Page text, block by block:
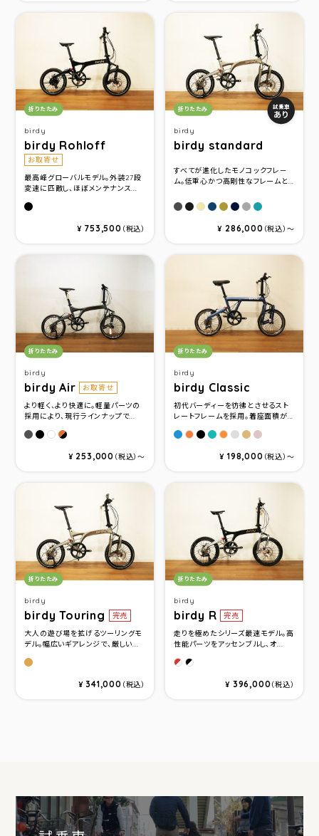
birdy
birdy Rohloff
お取寄せ
カテゴリ：
折りたたみ
最高峰グローバルモデル。外装27段
変速に匹敵し、ほぼメンテナンス...
グロスブラック
¥ 753,500 （税込）
birdy
birdy standard
カテゴリ：
折りたたみ 試乗車
あり
すべてが進化したモノコックフレ－
ム。低重心かつ高剛性なフレームと...
グラファイト
マットチャコ－ル
サンディーベージュ
サンディーブルー
サテンメタリックグ
グロスミッドナ
ナルドグレー
ターコイズ
¥ 286,000 （税込）〜
birdy
birdy Air お取寄せ
カテゴリ：
折りたたみ
より軽く、より快適に。軽量パーツの
採用により、現行ラインナップで...
マ－キュリグレ－
インクブラック
パープルホワイト
ウイスキーブラウン＆マットブラック
¥ 253,000 （税込）〜
birdy
birdy Classic
カテゴリ：
折りたたみ
初代バーディーを彷彿とさせるスト
レートフレームを採用。着座面積が...
フォギーブル－メタリック
サンセットオレンジメタリ
セミマットブラックメタ
マットパステルターコ
マットオレンジ
ミリタリーグレー
シャンパンゴ
ローズゴー
¥ 198,000 （税込）〜
birdy
birdy Touring 完売
カテゴリ：
折りたたみ
大人の遊び場を拡げるツーリングモ
デル。幅広いギアレンジで、厳しい...
ラヴァブラウン
¥ 341,000 （税込）
birdy
birdy R 完売
カテゴリ：
折りたたみ
走りを極めたシリーズ最速モデル。高
性能パーツをアッセンブルし、オ...
グロッシーレッド
ブラック
¥ 396,000（税込）